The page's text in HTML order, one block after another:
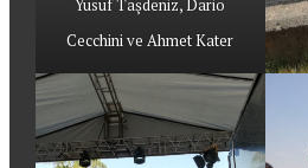
Yusuf Taşdeniz, Dario
Cecchini ve Ahmet Kater